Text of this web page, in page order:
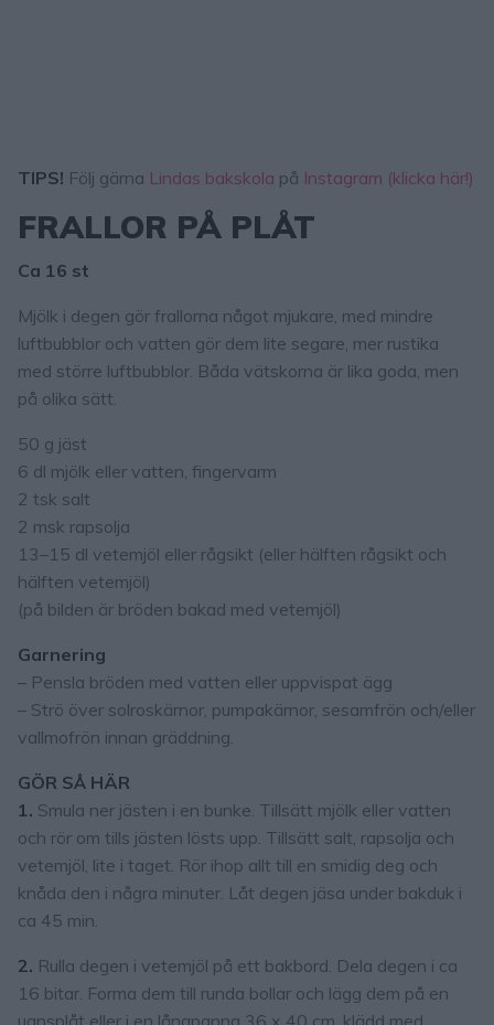
TIPS! Följ gärna Lindas bakskola på Instagram (klicka här!)
FRALLOR PÅ PLÅT
Ca 16 st
Mjölk i degen gör frallorna något mjukare, med mindre
luftbubblor och vatten gör dem lite segare, mer rustika
med större luftbubblor. Båda vätskorna är lika goda, men
på olika sätt.
50 g jäst
6 dl mjölk eller vatten, fingervarm
2 tsk salt
2 msk rapsolja
13–15 dl vetemjöl eller rågsikt (eller hälften rågsikt och
hälften vetemjöl)
(på bilden är bröden bakad med vetemjöl)
Garnering
– Pensla bröden med vatten eller uppvispat ägg
– Strö över solroskärnor, pumpakärnor, sesamfrön och/eller
vallmofrön innan gräddning.
GÖR SÅ HÄR
1. Smula ner jästen i en bunke. Tillsätt mjölk eller vatten
och rör om tills jästen lösts upp. Tillsätt salt, rapsolja och
vetemjöl, lite i taget. Rör ihop allt till en smidig deg och
knåda den i några minuter. Låt degen jäsa under bakduk i
ca 45 min.
2. Rulla degen i vetemjöl på ett bakbord. Dela degen i ca
16 bitar. Forma dem till runda bollar och lägg dem på en
ugnsplåt eller i en långpanna 36 x 40 cm, klädd med